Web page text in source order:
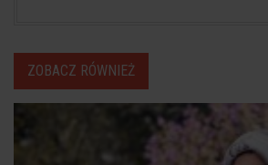
ZOBACZ RÓWNIEŻ